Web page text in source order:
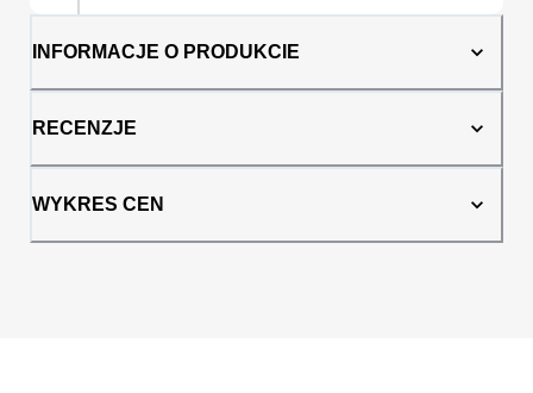
porządek w Twoim salonie. Ale to nie koniec!
hydrofobową zapomnisz o plamach, a dbanie
o jego czystość nie będzie Twoim
doskonale wpisuje się w każde wnętrze,
dodając mu nutę nowoczesności i stylu. Jeśli
koniecznie sprawdź pozostałe meble z tej
kolekcji! Szczegóły produktu: narożnik w
INFORMACJE O PRODUKCIE
RECENZJE
WYKRES CEN